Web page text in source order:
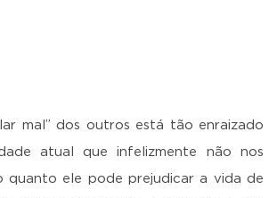
mal” dos outros está tão enraizado
atual que infelizmente não nos
quanto ele pode prejudicar a vida de